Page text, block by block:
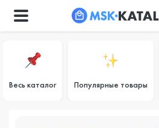
Весь каталог Популярные товары